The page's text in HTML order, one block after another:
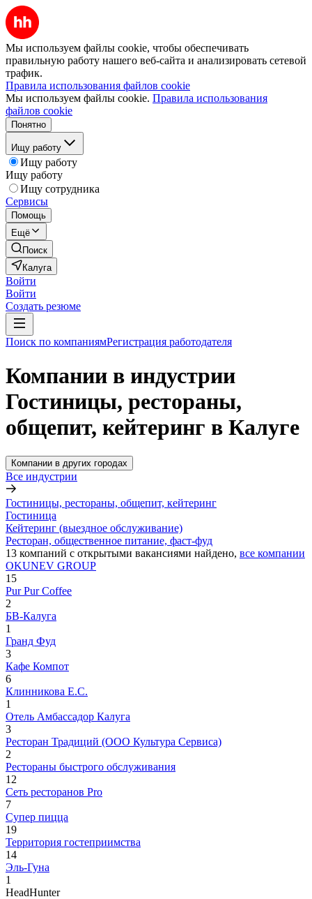
Мы используем файлы cookie, чтобы обеспечивать
правильную работу нашего веб-сайта и анализировать сетевой
трафик.
Правила использования файлов cookie
Мы используем файлы cookie. Правила использования
файлов cookie
Понятно
Ищу работу
Ищу работу
Ищу работу
Ищу сотрудника
Сервисы
Помощь
Ещё
Поиск
Калуга
Войти
Войти
Создать резюме
Поиск по компаниямРегистрация работодателя
Компании в индустрии
Гостиницы, рестораны,
общепит, кейтеринг в Калуге
Компании в других городах
Все индустрии
Гостиницы, рестораны, общепит, кейтеринг
Гостиница
Кейтеринг (выездное обслуживание)
Ресторан, общественное питание, фаст-фуд
13 компаний с открытыми вакансиями найдено, все компании
OKUNEV GROUP
15
Pur Pur Coffee
2
БВ-Калуга
1
Гранд Фуд
3
Кафе Компот
6
Клинникова Е.С.
1
Отель Амбассадор Калуга
3
Ресторан Традиций (ООО Культура Сервиса)
2
Рестораны быстрого обслуживания
12
Сеть ресторанов Pro
7
Супер пицца
19
Территория гостеприимства
14
Эль-Гуна
1
HeadHunter